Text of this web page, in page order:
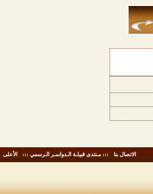
الاتصال بنا - ::: مـنتدى قبيلـة الـدواسـر الـرسمي ::: - الأعلى